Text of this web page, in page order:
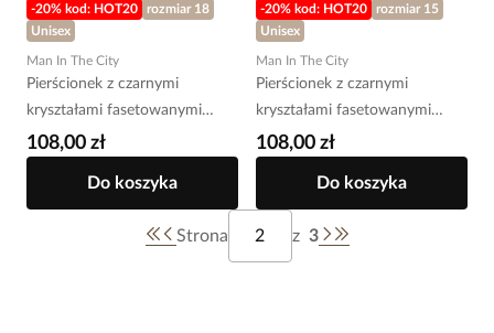
-20% kod: HOT20
rozmiar 18
Unisex
Man In The City
Pierścionek z czarnymi
kryształami fasetowanymi
srebrny PMITC0177
108,00 zł
Do koszyka
-20% kod: HOT20
rozmiar 15
Unisex
Man In The City
Pierścionek z czarnymi
kryształami fasetowanymi
srebrny PMITC0176
108,00 zł
Do koszyka
Strona z 3